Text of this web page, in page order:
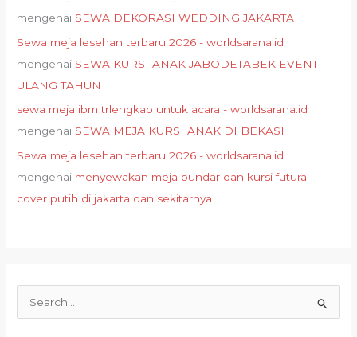
mengenai SEWA DEKORASI WEDDING JAKARTA
Sewa meja lesehan terbaru 2026 - worldsarana.id
mengenai SEWA KURSI ANAK JABODETABEK EVENT
ULANG TAHUN
sewa meja ibm trlengkap untuk acara - worldsarana.id
mengenai SEWA MEJA KURSI ANAK DI BEKASI
Sewa meja lesehan terbaru 2026 - worldsarana.id
mengenai menyewakan meja bundar dan kursi futura
cover putih di jakarta dan sekitarnya